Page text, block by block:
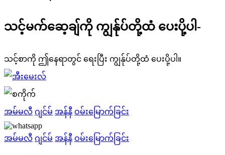
သင့်မက်ဆေ့ချ်ကို ကျွန်ုပ်တို့ထံ ပေးပို့ပါ-
သင့်စာကို ဤနေရာတွင် ရေးပြီး ကျွန်ုပ်တို့ထံ ပေးပို့ပါ။
အမ်မလီ ဂျင်မ် အန်နီ ဝမ်းမြောက်ခြင်း
အမ်မလီ ဂျင်မ် အန်နီ ဝမ်းမြောက်ခြင်း